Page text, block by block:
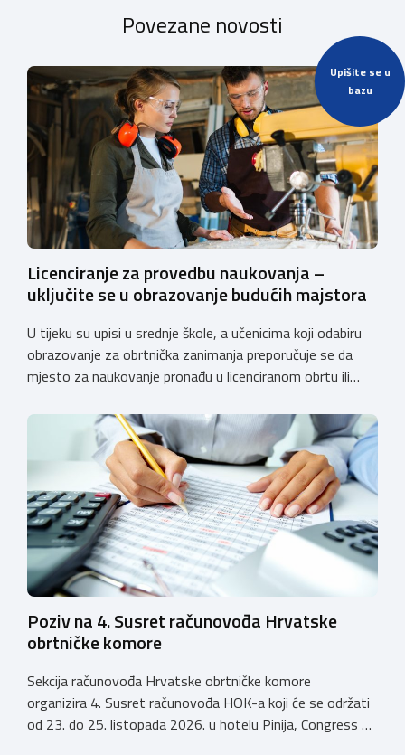
Upišite se u
bazu
Povezane novosti
Licenciranje za provedbu naukovanja –
uključite se u obrazovanje budućih majstora
U tijeku su upisi u srednje škole, a učenicima koji odabiru
obrazovanje za obrtnička zanimanja preporučuje se da
mjesto za naukovanje pronađu u licenciranom obrtu ili
koji još nemaju licenciju da pokrenu postupak
licenciranja kako bi budućim učenicima omogućili
kvalitetno i sigurno stjecanje praktičnih znanja, a
istodobno ulagali u razvoj […]
Poziv na 4. Susret računovođa Hrvatske
obrtničke komore
Sekcija računovođa Hrvatske obrtničke komore
organizira 4. Susret računovođa HOK-a koji će se održati
od 23. do 25. listopada 2026. u hotelu Pinija, Congress &